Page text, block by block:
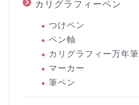
カリグラフィーペン
つけペン
ペン軸
カリグラフィー万年筆
マーカー
筆ペン